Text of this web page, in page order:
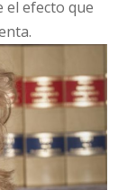
el efecto que